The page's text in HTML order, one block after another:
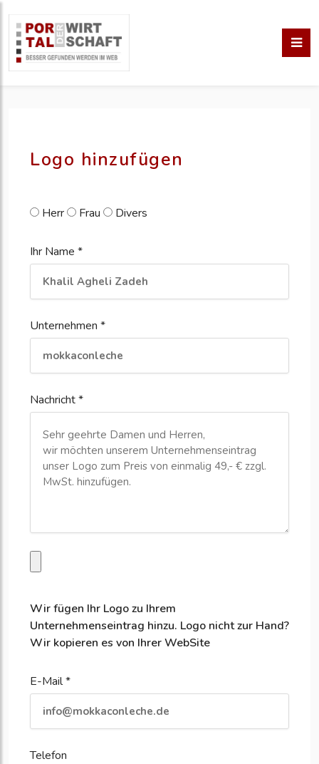
erstellen
Logo hinzufügen
Herr Frau Divers
Ihr Name *
Unternehmen *
Nachricht *
Wir fügen Ihr Logo zu Ihrem
Unternehmenseintrag hinzu. Logo nicht zur Hand?
Wir kopieren es von Ihrer WebSite
E-Mail *
Telefon